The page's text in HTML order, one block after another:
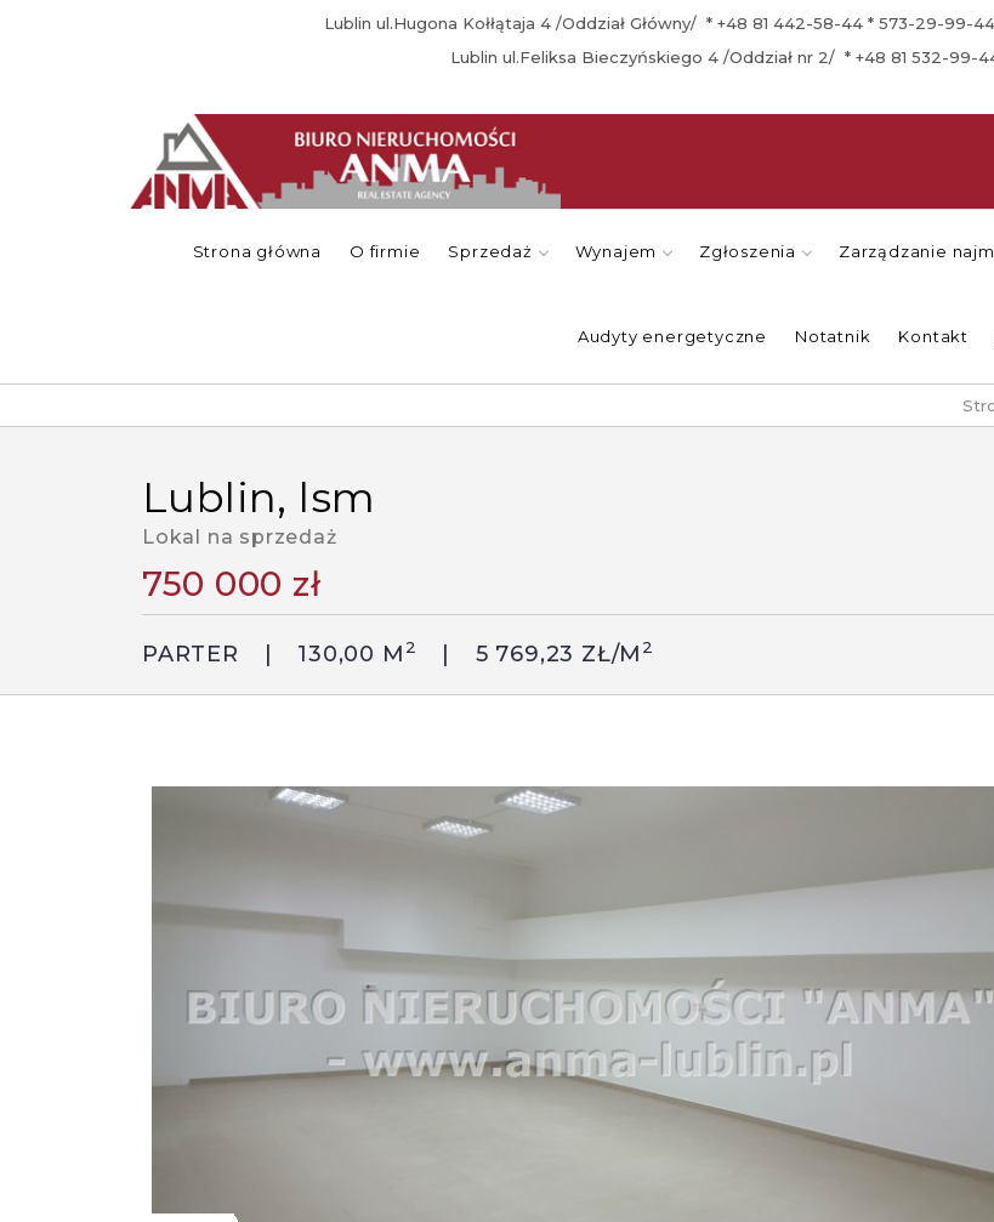
Lublin ul.Hugona Kołłątaja 4 /Oddział Główny/ * +48 81 442-58-44 * 573-29-99-
Lublin ul.Feliksa Bieczyńskiego 4 /Oddział nr 2/ * +48 81 532-99-
Strona główna O firmie Sprzedaż Wynajem Zgłoszenia Zarządzanie
Audyty energetyczne Notatnik Kontakt
lublin, lsm
Lokal na sprzedaż
750 000 zł
PARTER 130,00 M 2 5 769,23 ZŁ/M 2